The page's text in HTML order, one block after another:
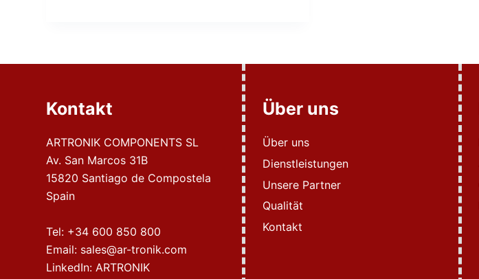
Kontakt
ARTRONIK COMPONENTS SL
Av. San Marcos 31B
15820 Santiago de Compostela
Spain
Tel: +34 600 850 800
Email: sales@ar-tronik.com
LinkedIn:ARTRONIK
Über uns
Über uns
Dienstleistungen
Unsere Partner
Qualität
Kontakt